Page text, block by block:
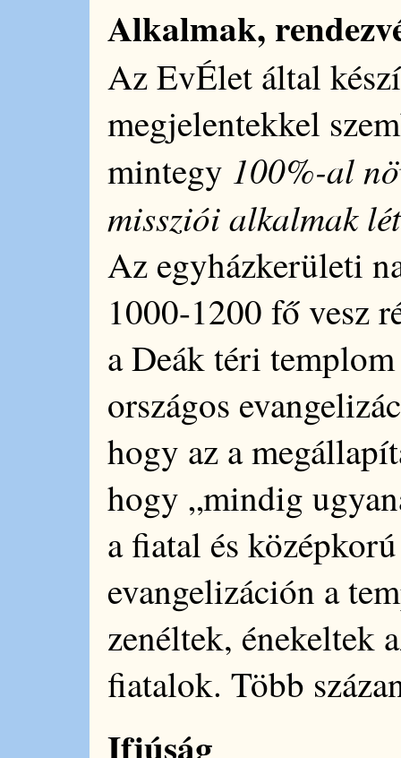
Alkalmak,
Az EvÉlet által
megjelentekkel
mintegy 100%-al
missziói alkalmak
Az egyházkerületi
1000-1200 fő vesz
a Deák téri
országos
hogy az a
hogy „mindig
a fiatal és
evangelizáción a
zenéltek, énekeltek
fiatalok. Több
Ifjúság